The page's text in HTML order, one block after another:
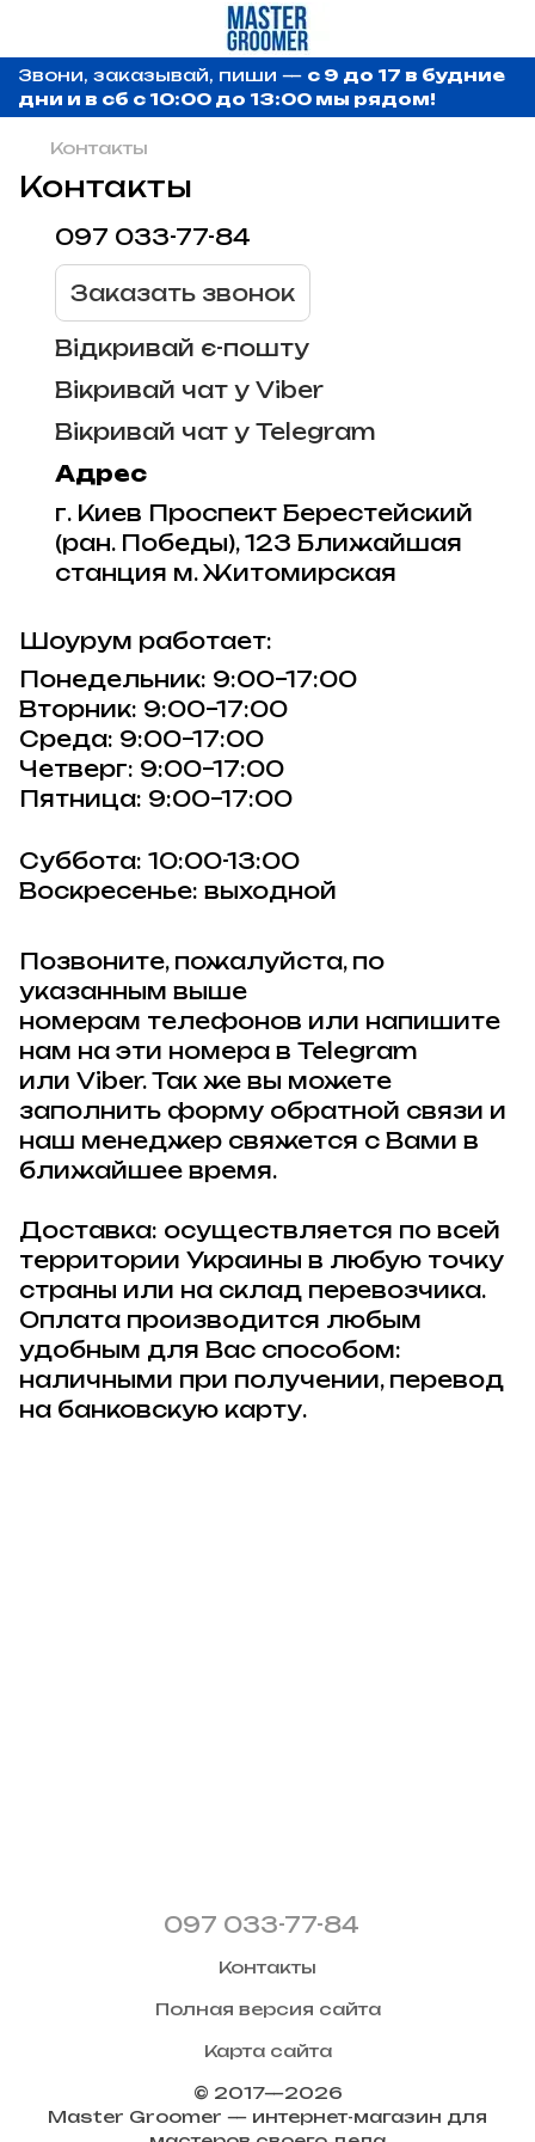
Звони, заказывай, пиши — с 9 до 17 в будние
дни и в сб с 10:00 до 13:00 мы рядом!
Контакты
Контакты
097 033-77-84
Заказать звонок
Відкривай є-пошту
Вікривай чат у Viber
Вікривай чат у Telegram
Адрес
г. Киев Проспект Берестейский
(ран. Победы), 123 Ближайшая
станция м. Житомирская
Шоурум работает:
Понедельник: 9:00–17:00
Вторник: 9:00–17:00
Среда: 9:00–17:00
Четверг: 9:00–17:00
Пятница: 9:00–17:00
Суббота: 10:00-13:00
Воскресенье: выходной
Позвоните, пожалуйста, по
указанным выше
номерам телефонов или напишите
нам на эти номера в Telegram
или Viber. Так же вы можете
заполнить форму обратной связи и
наш менеджер свяжется с Вами в
ближайшее время.
Доставка: осуществляется по всей
территории Украины в любую точку
страны или на склад перевозчика.
Оплата производится любым
удобным для Вас способом:
наличными при получении, перевод
на банковскую карту.
097 033-77-84
Контакты
Полная версия сайта
Карта сайта
© 2017—2026
Master Groomer — интернет-магазин для